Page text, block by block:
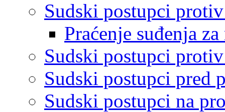
Sudski postupci
Praćenje suđenja
Sudski postupci
Sudski postupci pred
Sudski postupci na